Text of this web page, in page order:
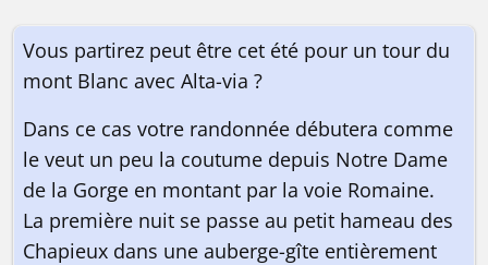
Vous partirez peut être cet été pour un tour du
mont Blanc avec Alta-via ?
Dans ce cas votre randonnée débutera comme
le veut un peu la coutume depuis Notre Dame
de la Gorge en montant par la voie Romaine.
La première nuit se passe au petit hameau des
Chapieux dans une auberge-gîte entièrement